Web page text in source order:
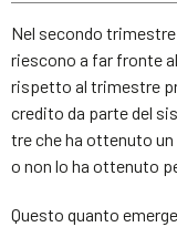
Nel secondo trimestre
riescono a far fronte
rispetto al trimestre
credito da parte del
tre che ha ottenuto
o non lo ha ottenuto
Questo quanto